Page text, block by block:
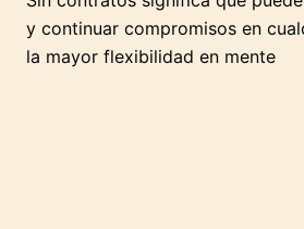
y continuar compromisos en
la mayor flexibilidad en mente